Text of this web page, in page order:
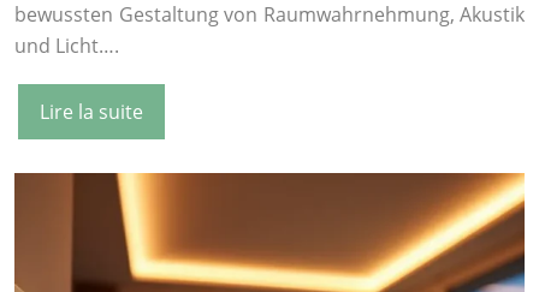
bewussten Gestaltung von Raumwahrnehmung, Akustik
und Licht….
Lire la suite